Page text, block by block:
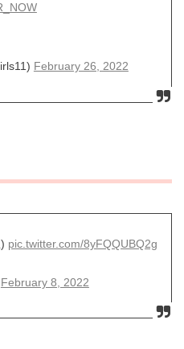
February 26, 2022
pic.twitter.com/8yFQQUBQ2g
February 8, 2022